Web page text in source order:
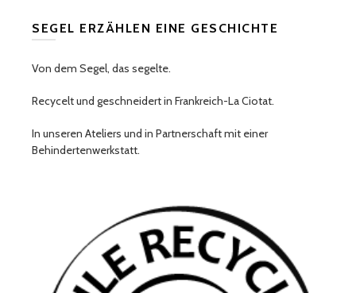
SEGEL ERZÄHLEN EINE GESCHICHTE
Von dem Segel, das segelte.
Recycelt und geschneidert in Frankreich-La Ciotat.
In unseren Ateliers und in Partnerschaft mit einer
Behindertenwerkstatt.